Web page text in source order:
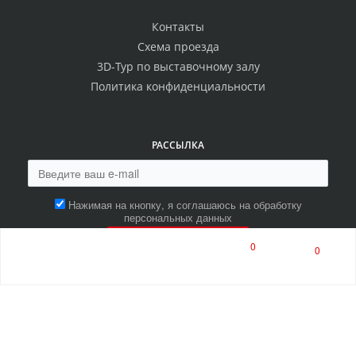
Контакты
Схема проезда
3D-Тур по выставочному залу
Политика конфиденциальности
РАССЫЛКА
Нажимая на кнопку, я соглашаюсь на обработку
персональных данных
0 0